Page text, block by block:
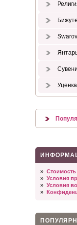
Уценка
» Стоимость
» Условия
» Условия
»